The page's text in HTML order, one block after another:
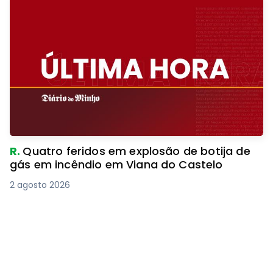
R. Quatro feridos em explosão de botija de
gás em incêndio em Viana do Castelo
2 agosto 2026